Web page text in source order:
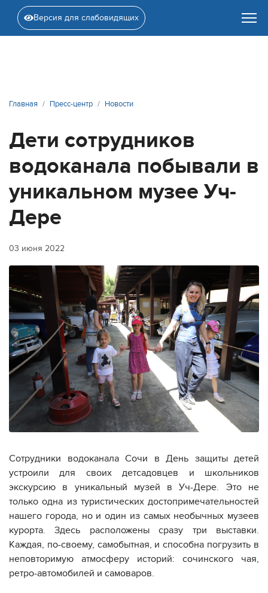
Версия для слабовидящих
Главная Пресс-центр Новости
Дети сотрудников
водоканала побывали в
уникальном музее Уч-
Дере
03 июня 2022
Сотрудники водоканала Сочи в День защиты детей
устроили для своих детсадовцев и школьников
экскурсию в уникальный музей в Уч-Дере. Это не
только одна из туристических достопримечательностей
нашего города, но и один из самых необычных музеев
курорта. Здесь расположены сразу три выставки.
Каждая, по-своему, самобытная, и способна погрузить в
неповторимую атмосферу историй: сочинского чая,
ретро-автомобилей и самоваров.